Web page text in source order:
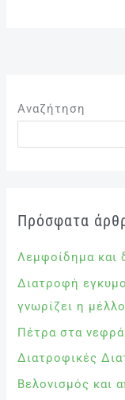
Αναζήτηση
Πρόσφατα
Λεμφοίδημα και
Διατροφή
γνωρίζει η
Πέτρα στα
Διατροφικές
Βελονισμός και